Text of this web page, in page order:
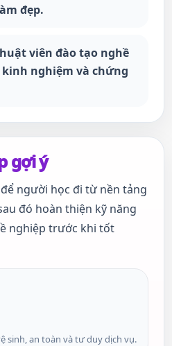
đẹp.
viên đào tạo nghề
nghiệm và chứng
gợi ý
người học đi từ nền tảng
đó hoàn thiện kỹ năng
nghiệp trước khi tốt
sinh, an toàn và tư duy dịch vụ.